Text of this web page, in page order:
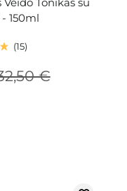
150ml
15
€